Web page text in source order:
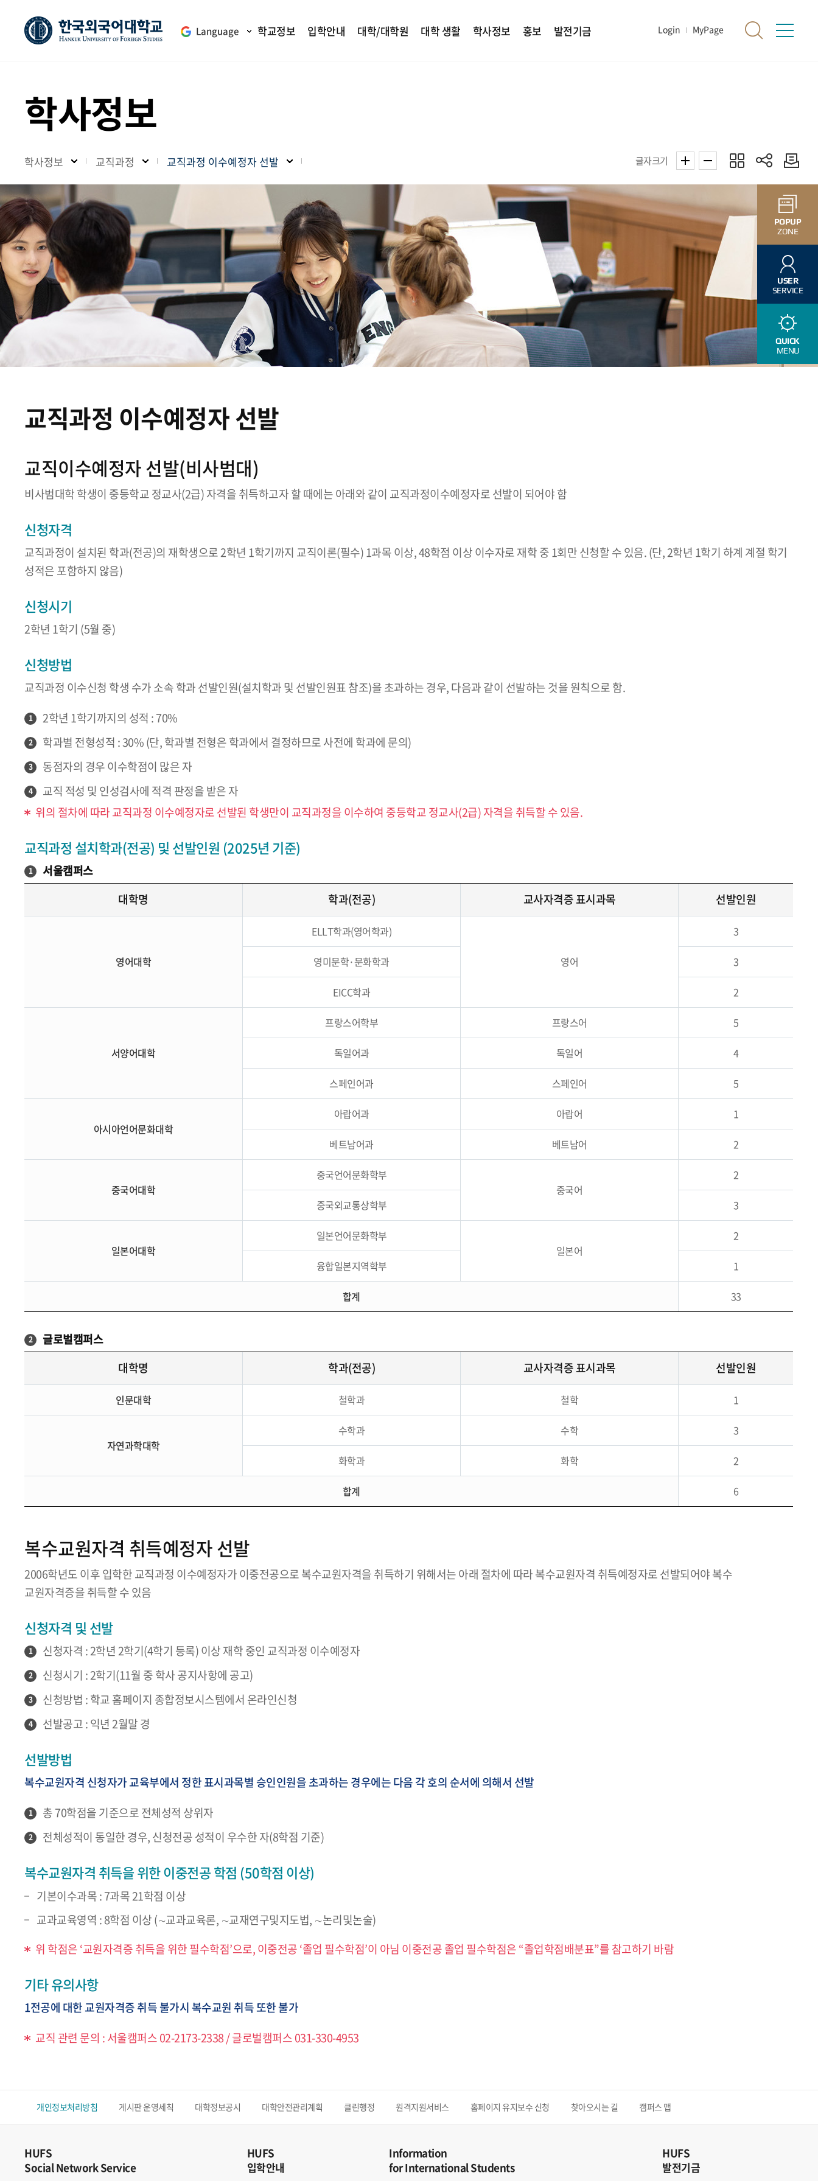
Language 학교정보 입학안내 대학/대학원 대학 생활 학사정보 홍보 발전기금 Login MyPage
POPUP
ZONE
USER
SERVICE
QUICK
MENU
학사정보
학사정보 교직과정 교직과정 이수예정자 선발 글자크기
교직과정 이수예정자 선발
교직이수예정자 선발(비사범대)
비사범대학 학생이 중등학교 정교사(2급) 자격을 취득하고자 할 때에는 아래와 같이 교직과정이수예정자로 선발이 되어야 함
신청자격
교직과정이 설치된 학과(전공)의 재학생으로 2학년 1학기까지 교직이론(필수) 1과목 이상, 48학점 이상 이수자로 재학 중 1회만 신청할 수 있음. (단, 2학년 1학기 하계 계절 학기
성적은 포함하지 않음)
신청시기
2학년 1학기 (5월 중)
신청방법
교직과정 이수신청 학생 수가 소속 학과 선발인원(설치학과 및 선발인원표 참조)을 초과하는 경우, 다음과 같이 선발하는 것을 원칙으로 함.
1 2학년 1학기까지의 성적 : 70%
2 학과별 전형성적 : 30% (단, 학과별 전형은 학과에서 결정하므로 사전에 학과에 문의)
3 동점자의 경우 이수학점이 많은 자
4
교직 적성 및 인성검사에 적격 판정을 받은 자
위의 절차에 따라 교직과정 이수예정자로 선발된 학생만이 교직과정을 이수하여 중등학교 정교사(2급) 자격을 취득할 수 있음.
교직과정 설치학과(전공) 및 선발인원 (2025년 기준)
1
서울캠퍼스
대학명
학과(전공) 교사자격증 표시과목 선발인원
영어대학
ELLT학과(영어학과)
영어
3
영미문학·문화학과 3
EICC학과 2
서양어대학
프랑스어학부 프랑스어 5
독일어과 독일어 4
스페인어과 스페인어 5
아시아언어문화대학
아랍어과 아랍어 1
베트남어과 베트남어 2
중국어대학
중국언어문화학부
중국어
2
중국외교통상학부 3
일본어대학
일본언어문화학부
일본어
2
융합일본지역학부 1
합계 33
2
글로벌캠퍼스
대학명
학과(전공) 교사자격증 표시과목 선발인원
인문대학 철학과 철학 1
자연과학대학
수학과 수학 3
화학과 화학 2
합계 6
복수교원자격 취득예정자 선발
2006학년도 이후 입학한 교직과정 이수예정자가 이중전공으로 복수교원자격을 취득하기 위해서는 아래 절차에 따라 복수교원자격 취득예정자로 선발되어야 복수
교원자격증을 취득할 수 있음
신청자격 및 선발
1 신청자격 : 2학년 2학기(4학기 등록) 이상 재학 중인 교직과정 이수예정자
2 신청시기 : 2학기(11월 중 학사 공지사항에 공고)
3 신청방법 : 학교 홈페이지 종합정보시스템에서 온라인신청
4 선발공고 : 익년 2월말 경
선발방법
복수교원자격 신청자가 교육부에서 정한 표시과목별 승인인원을 초과하는 경우에는 다음 각 호의 순서에 의해서 선발
1 총 70학점을 기준으로 전체성적 상위자
2 전체성적이 동일한 경우, 신청전공 성적이 우수한 자(8학점 기준)
복수교원자격 취득을 위한 이중전공 학점 (50학점 이상)
기본이수과목 : 7과목 21학점 이상
교과교육영역 : 8학점 이상 (∼교과교육론, ∼교재연구및지도법, ∼논리및논술)
위 학점은 ‘교원자격증 취득을 위한 필수학점’으로, 이중전공 ‘졸업 필수학점’이 아님 이중전공 졸업 필수학점은 “졸업학점배분표”를 참고하기 바람
기타 유의사항
1전공에 대한 교원자격증 취득 불가시 복수교원 취득 또한 불가
교직 관련 문의 : 서울캠퍼스 02-2173-2338 / 글로벌캠퍼스 031-330-4953
개인정보처리방침 게시판 운영세칙 대학정보공시 대학안전관리계획 클린행정 원격지원서비스 홈페이지 유지보수 신청 찾아오시는 길 캠퍼스 맵
HUFS
Social Network Service
HUFS
입학안내
Information
for International Students
HUFS
발전기금